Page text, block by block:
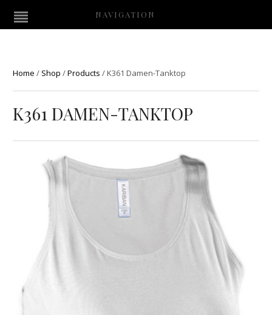
NAVIGATION
Home / Shop /Products /K361 Damen-Tanktop
K361 DAMEN-TANKTOP